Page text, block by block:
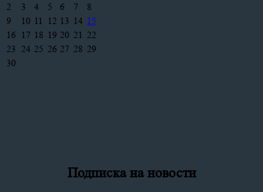
2
3 4 5 6 7
8
9
10 11 12 13 14 15
16
17 18 19 20 21 22
23 24 25 26 27 28 29
30
Подписка на новости